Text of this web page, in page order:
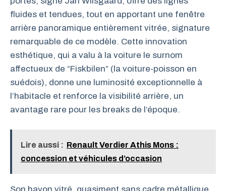
fluides et tendues, tout en apportant une fenêtre
arrière panoramique entièrement vitrée, signature
remarquable de ce modèle. Cette innovation
esthétique, qui a valu à la voiture le surnom
affectueux de “Fiskbilen” (la voiture-poisson en
suédois), donne une luminosité exceptionnelle à
l’habitacle et renforce la visibilité arrière, un
avantage rare pour les breaks de l’époque.
Lire aussi : Renault Verdier Athis Mons :
concession et véhicules d’occasion
Son hayon vitré, quasiment sans cadre métallique,